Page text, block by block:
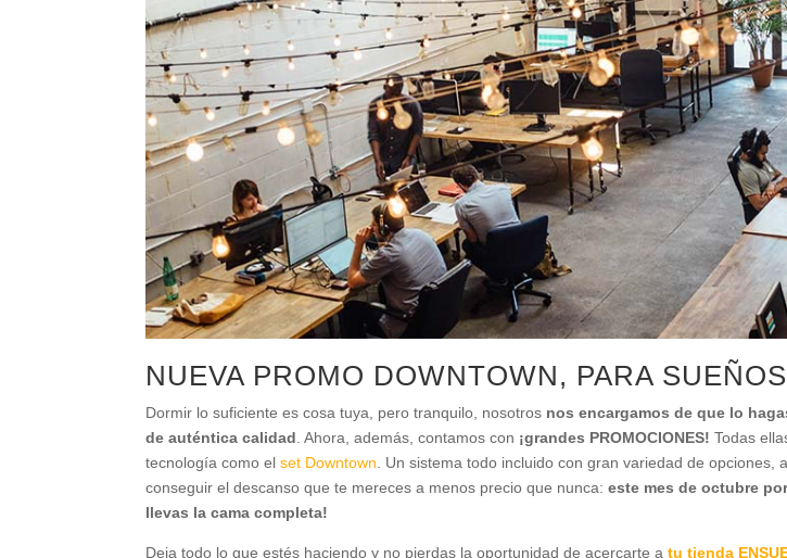
NUEVA PROMO DOWNTOWN, PARA
Dormir lo suficiente es cosa tuya, pero tranquilo, nosotros nos encargamos de que lo
de auténtica calidad . Ahora, además, contamos con ¡grandes PROMOCIONES! Todas
tecnología como elset Downtown . Un sistema todo incluido con gran variedad de opciones,
conseguir el descanso que te mereces a menos precio que nunca:este mes de octubre
llevas la cama completa!
Deja todo lo que estés haciendo y no pierdas la oportunidad de acercarte atu tienda